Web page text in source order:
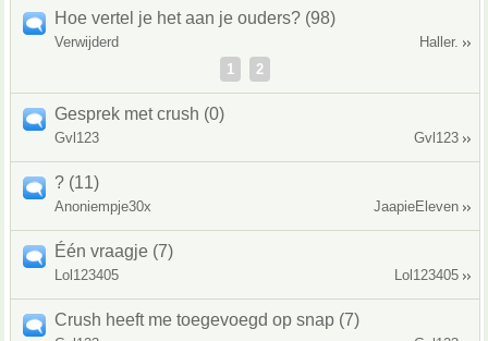
Hoe vertel je het aan je ouders? (98)
Verwijderd
Haller.
1
2
Gesprek met crush (0)
Gvl123 Gvl123
? (11)
Anoniempje30x JaapieEleven
Één vraagje (7)
Lol123405 Lol123405
Crush heeft me toegevoegd op snap (7)